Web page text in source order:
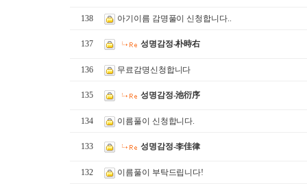
138 아기이름 감명풀이 신청합니다..
137 성명감정-朴時右
136 무료감명신청합니다
135 성명감정-池衍序
134 이름풀이 신청합니다.
133 성명감정-李佳律
132 이름풀이 부탁드립니다!